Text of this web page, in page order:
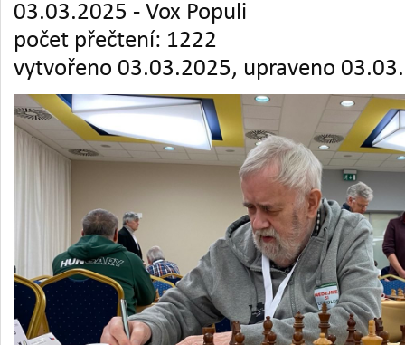
03.03.2025 - Vox Populi
počet přečtení: 1222
vytvořeno 03.03.2025, upraveno